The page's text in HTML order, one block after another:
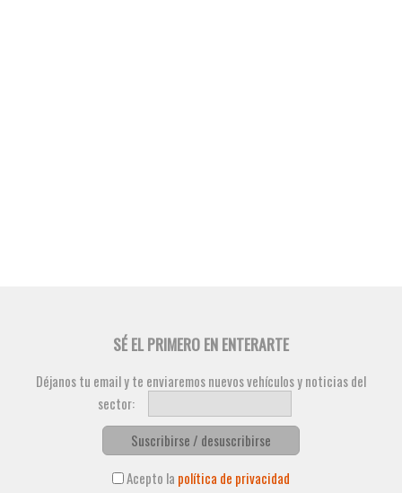
SÉ EL PRIMERO EN ENTERARTE
Déjanos tu email y te enviaremos nuevos vehículos y noticias del
sector:
Suscribirse / desuscribirse
Acepto la política de privacidad